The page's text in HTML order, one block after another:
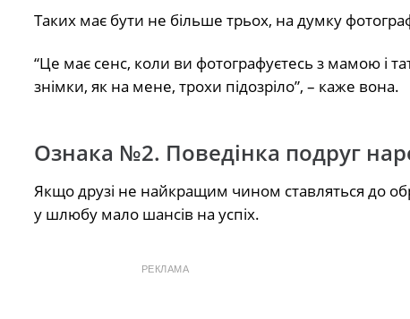
Таких має бути не більше трьох, на думку
“Це має сенс, коли ви фотографуєтесь з мамою і
знімки, як на мене, трохи підозріло”, – каже вона.
Ознака №2. Поведінка подруг
Якщо друзі не найкращим чином ставляться до
у шлюбу мало шансів на успіх.
РЕКЛАМА